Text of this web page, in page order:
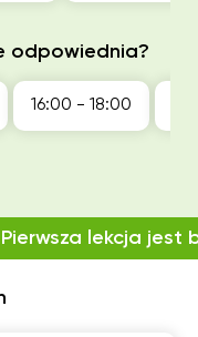
Pierwsza lekcja jest
odpowiednia?
16:00 - 18:00